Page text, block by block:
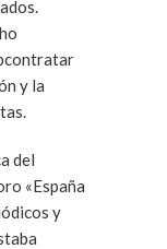
y la
del
«España
y